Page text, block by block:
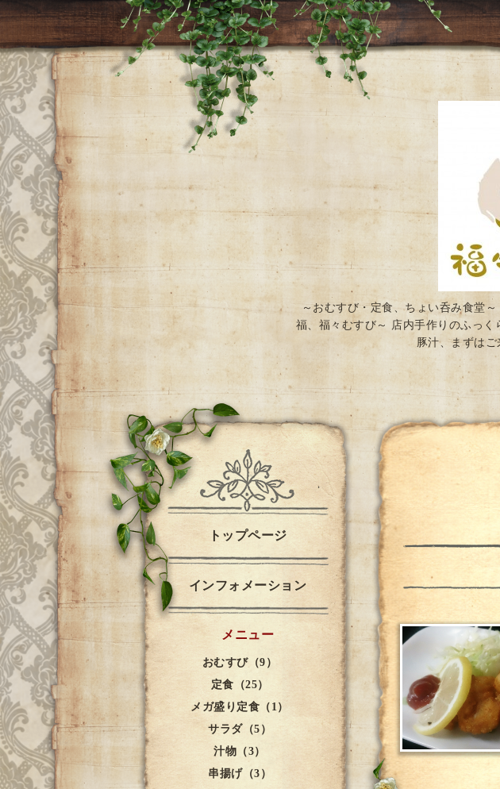
～おむすび・定食、ちょい呑み食堂
福、福々むすび～ 店内手作りのふっ
豚汁、まずは
トップページ
インフォメーション
メニュー
おむすび（9）
定食（25）
メガ盛り定食（1）
サラダ（5）
汁物（3）
串揚げ（3）